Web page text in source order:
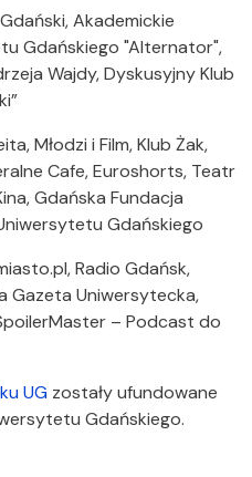
Akademickie
Gdańskiego "Alternator",
Wajdy, Dyskusyjny Klub
Młodzi i Film, Klub Żak,
Cafe, Euroshorts, Teatr
Gdańska Fundacja
Gdańskiego
Radio Gdańsk,
Gazeta Uniwersytecka,
– Podcast do
UG zostały ufundowane
Gdańskiego.